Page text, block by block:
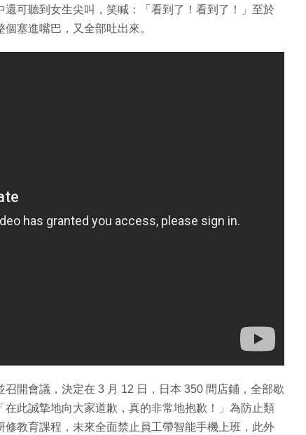
可聽到女生尖叫，笑喊：「看到了！看到了！」至於
塞進嘴巴，又全部吐出來。
開會議，決定在 3 月 12 日，日本 350 間店鋪，全部歇
此誠摯地向大家道歉，真的非常地抱歉！」為防止類
教育課程，未來全面禁止員工帶智能手機上班，此外